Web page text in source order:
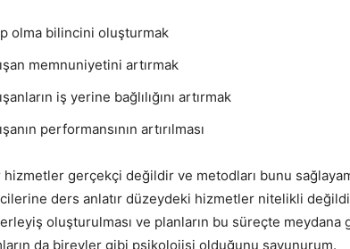
olma bilincini oluşturmak
memnuniyetini artırmak
iş yerine bağlılığını artırmak
performansının artırılması
hizmetler gerçekçi değildir ve metodları bunu
ders anlatır düzeydeki hizmetler nitelikli
oluşturulması ve planların bu süreçte
da bireyler gibi psikolojisi olduğunu savunurum.